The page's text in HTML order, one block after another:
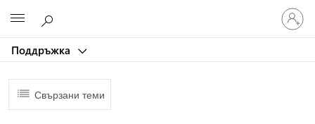
Поддръжка
Влезте
във
вашия
Свързани теми